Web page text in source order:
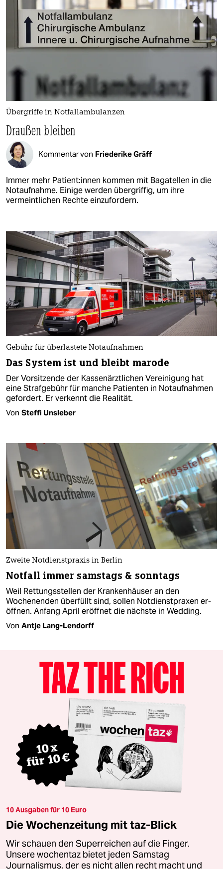
Übergriffe in Notfallambulanzen
Draußen bleiben
Kommentar von Friederike Gräff
Immer mehr Pa­ti­en­t:in­nen kommen mit Bagatellen in die
Notaufnahme. Einige werden übergriffig, um ihre
vermeintlichen Rechte einzufordern.
Gebühr für überlastete Notaufnahmen
Das System ist und bleibt marode
Der Vorsitzende der Kassenärztlichen Vereinigung hat
eine Strafgebühr für manche Patienten in Notaufnahmen
gefordert. Er verkennt die Realität.
Von Steffi Unsleber
Zweite Notdienstpraxis in Berlin
Notfall immer samstags & sonntags
Weil Rettungsstellen der Krankenhäuser an den
Wochenenden überfüllt sind, sollen Notdienstpraxen er­
öffnen. Anfang April eröffnet die nächste in Wedding.
Von Antje Lang-Lendorff
10 Ausgaben für 10 Euro
Die Wochenzeitung mit taz-Blick
Wir schauen den Superreichen auf die Finger.
Unsere wochentaz bietet jeden Samstag
Journalismus, der es nicht allen recht macht und